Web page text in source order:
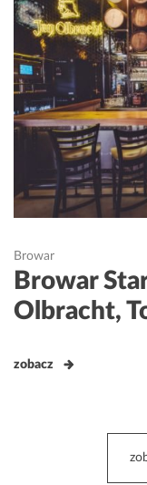
Browar
Browar
Olbracht,
zobacz